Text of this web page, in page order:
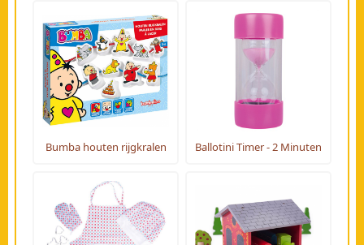
Bumba houten rijgkralen Ballotini Timer - 2 Minuten